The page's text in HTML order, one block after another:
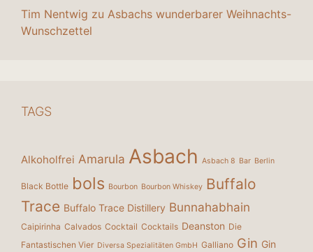
Tim Nentwig zu Asbachs wunderbarer Weihnachts-
Wunschzettel
TAGS
Alkoholfrei Amarula Asbach Asbach 8 Bar Berlin
Black Bottle bols Bourbon Bourbon Whiskey Buffalo
Trace Buffalo Trace Distillery Bunnahabhain
Caipirinha Calvados Cocktail Cocktails Deanston Die
Fantastischen Vier Diversa Spezialitäten GmbH Galliano Gin Gin